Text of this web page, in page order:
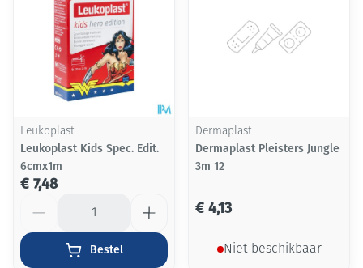
Leukoplast
Leukoplast Kids Spec. Edit.
6cmx1m
€ 7,48
Bestel
Dermaplast
Dermaplast Pleisters Jungle
3m 12
€ 4,13
Niet beschikbaar